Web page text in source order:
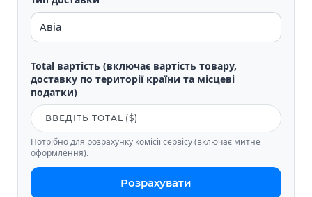
Total вартість (включає вартість товару,
доставку по території країни та місцеві
податки)
Потрібно для розрахунку комісії сервісу (включає митне
оформлення).
Розрахувати